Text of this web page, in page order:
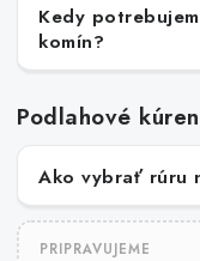
Kedy
komín?
Podlahové
Ako vybrať rúru
PRIPRAVUJEME